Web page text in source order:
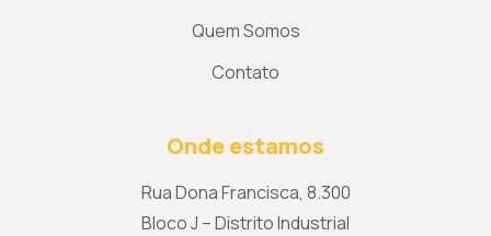
Quem Somos
Contato
Onde estamos
Rua Dona Francisca, 8.300
Bloco J – Distrito Industrial